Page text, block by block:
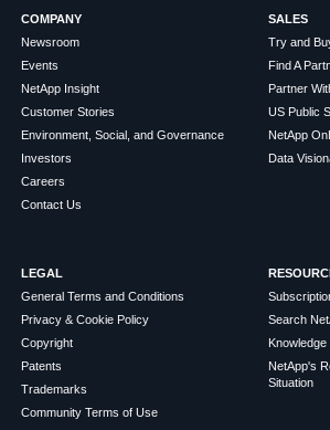
COMPANY
Newsroom
Events
NetApp Insight
Customer Stories
Environment, Social, and Governance
Investors
Careers
Contact Us
SALES
Try and
Find A
Partner
US Public
NetApp
Data
LEGAL
General Terms and Conditions
Privacy & Cookie Policy
Copyright
Patents
Trademarks
Community Terms of Use
Search
NetApp's
Situation